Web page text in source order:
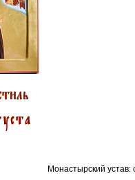
Монастырский